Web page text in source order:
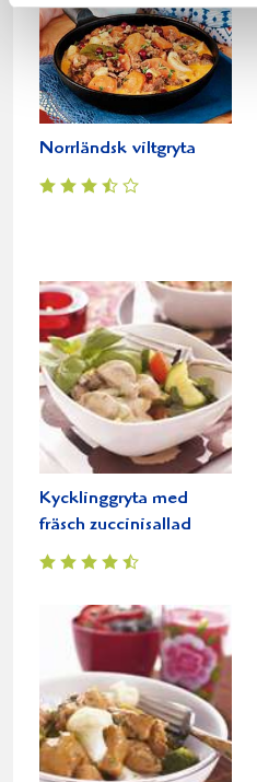
Norrländsk viltgryta
Kycklinggryta med
fräsch zuccinisallad